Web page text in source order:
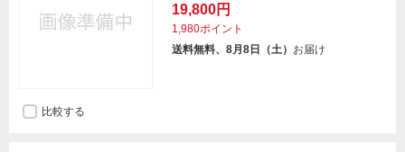
19,800円
1,980ポイント
送料無料、8月8日（土） お届け
比較する